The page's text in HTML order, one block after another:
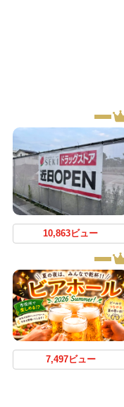
10,863ビュー
7,497ビュー